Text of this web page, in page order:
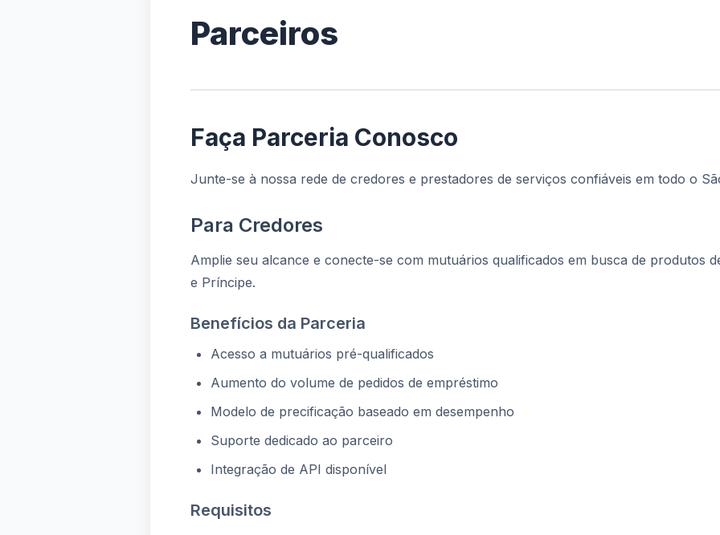
Parceiros
Faça Parceria Conosco
Junte-se à nossa rede de credores e prestadores de serviços confiáveis em todo o
Para Credores
Amplie seu alcance e conecte-se com mutuários qualificados em busca de produtos
e Príncipe.
Benefícios da Parceria
Acesso a mutuários pré-qualificados
Aumento do volume de pedidos de empréstimo
Modelo de precificação baseado em desempenho
Suporte dedicado ao parceiro
Integração de API disponível
Requisitos